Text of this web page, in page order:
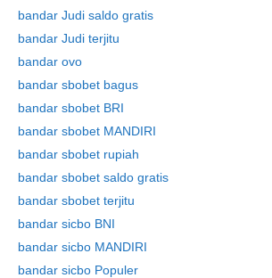
bandar Judi saldo gratis
bandar Judi terjitu
bandar ovo
bandar sbobet bagus
bandar sbobet BRI
bandar sbobet MANDIRI
bandar sbobet rupiah
bandar sbobet saldo gratis
bandar sbobet terjitu
bandar sicbo BNI
bandar sicbo MANDIRI
bandar sicbo Populer